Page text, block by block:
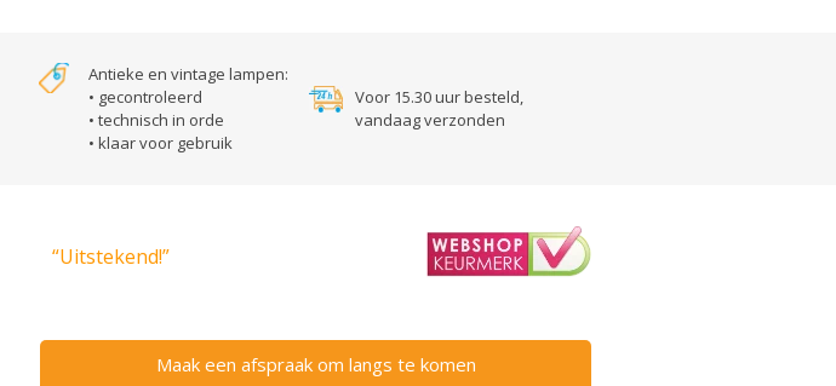
Antieke en vintage lampen:
• gecontroleerd
• technisch in orde
• klaar voor gebruik
Voor 15.30 uur besteld,
vandaag verzonden
“Uitstekend!”
Maak een afspraak om langs te komen